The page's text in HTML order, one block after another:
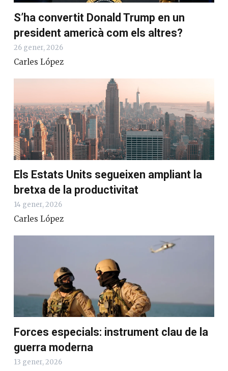
S’ha convertit Donald Trump en un
president americà com els altres?
26 gener, 2026
Carles López
Els Estats Units segueixen ampliant la
bretxa de la productivitat
14 gener, 2026
Carles López
Forces especials: instrument clau de la
guerra moderna
13 gener, 2026